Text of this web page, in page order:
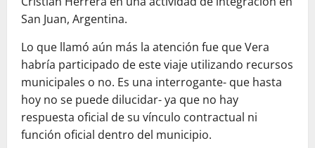
San Juan, Argentina.
Lo que llamó aún más la atención fue que Vera
habría participado de este viaje utilizando recursos
municipales o no. Es una interrogante- que hasta
hoy no se puede dilucidar- ya que no hay
respuesta oficial de su vínculo contractual ni
función oficial dentro del municipio.